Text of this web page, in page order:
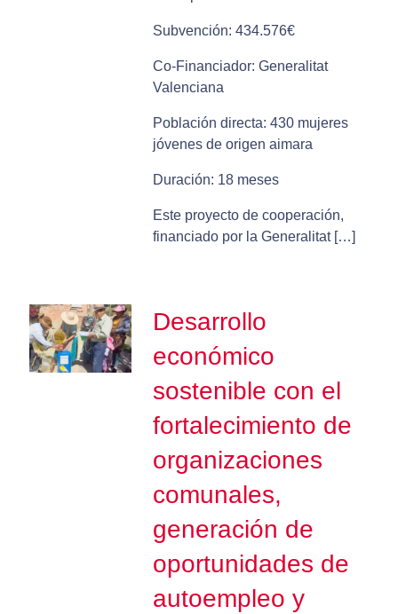
Subvención: 434.576€
Co-Financiador: Generalitat
Valenciana
Población directa: 430 mujeres
jóvenes de origen aimara
Duración: 18 meses
Este proyecto de cooperación,
financiado por la Generalitat […]
Desarrollo
económico
sostenible con el
fortalecimiento de
organizaciones
comunales,
generación de
oportunidades de
autoempleo y